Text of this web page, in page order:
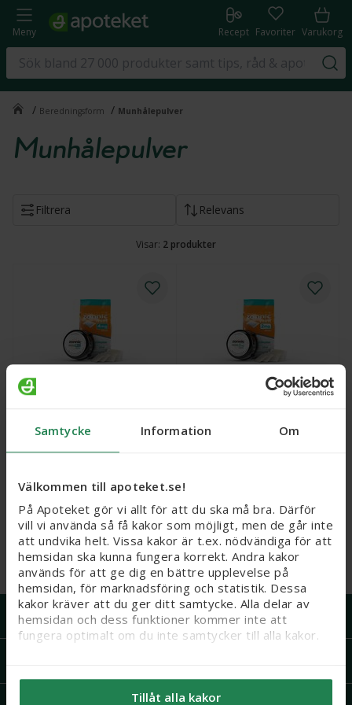
Samtycke Information Om
Välkommen till apoteket.se!
På Apoteket gör vi allt för att du ska må bra. Därför
vill vi använda så få kakor som möjligt, men de går inte
att undvika helt. Vissa kakor är t.ex. nödvändiga för att
hemsidan ska kunna fungera korrekt. Andra kakor
används för att ge dig en bättre upplevelse på
hemsidan, för marknadsföring och statistik. Dessa
kakor kräver att du ger ditt samtycke. Alla delar av
hemsidan och dess funktioner kommer inte att
fungera optimalt om du inte samtycker till alla kakor.
komma att behandlas genom kakor, eftersom vi bl. a.
säljer integritetskänsliga produkter som receptfria
Tillåt alla kakor
Meny Recept Favoriter Varukorg
/ Beredningsform / Munhålepulver
Munhålepulver
Filtrera Relevans
Visar: 2 produkter
Zonnic Mint,
munhålepåse 4 mg, 20
st
Webbpris
49 kr
Köp
Zonnic Mint,
Webbpris
49 kr
Köp
Handla på Apoteket